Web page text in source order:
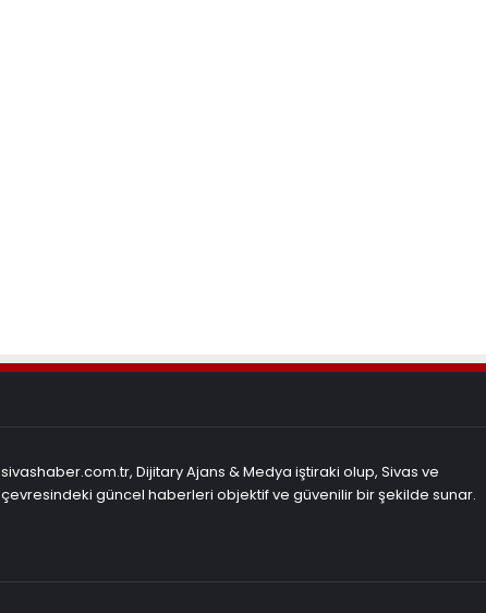
sivashaber.com.tr, Dijitary Ajans & Medya iştiraki olup, Sivas ve
çevresindeki güncel haberleri objektif ve güvenilir bir şekilde sunar.